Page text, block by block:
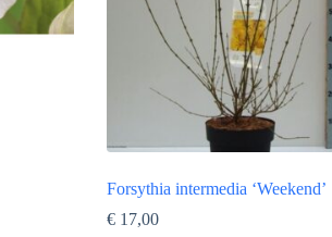
Forsythia intermedia ‘Weekend’
€17,00